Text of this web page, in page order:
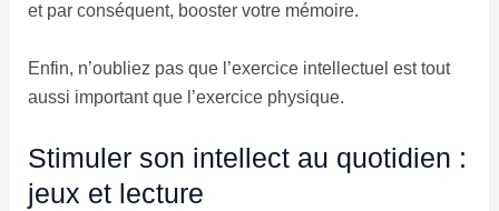
et par conséquent, booster votre mémoire.
Enfin, n’oubliez pas que l’exercice intellectuel est tout
aussi important que l’exercice physique.
Stimuler son intellect au quotidien :
jeux et lecture